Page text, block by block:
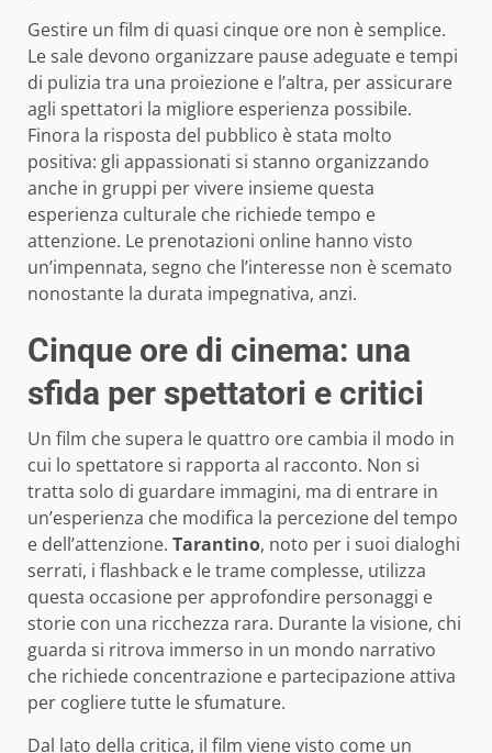
Gestire un film di quasi cinque ore non è semplice.
Le sale devono organizzare pause adeguate e tempi
di pulizia tra una proiezione e l’altra, per assicurare
agli spettatori la migliore esperienza possibile.
Finora la risposta del pubblico è stata molto
positiva: gli appassionati si stanno organizzando
anche in gruppi per vivere insieme questa
esperienza culturale che richiede tempo e
attenzione. Le prenotazioni online hanno visto
un’impennata, segno che l’interesse non è scemato
nonostante la durata impegnativa, anzi.
Cinque ore di cinema: una
sfida per spettatori e critici
Un film che supera le quattro ore cambia il modo in
cui lo spettatore si rapporta al racconto. Non si
tratta solo di guardare immagini, ma di entrare in
un’esperienza che modifica la percezione del tempo
e dell’attenzione. Tarantino, noto per i suoi dialoghi
serrati, i flashback e le trame complesse, utilizza
questa occasione per approfondire personaggi e
storie con una ricchezza rara. Durante la visione, chi
guarda si ritrova immerso in un mondo narrativo
che richiede concentrazione e partecipazione attiva
per cogliere tutte le sfumature.
Dal lato della critica, il film viene visto come un